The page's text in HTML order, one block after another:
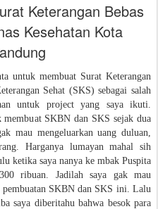
Keterangan Bebas
Kesehatan Kota
untuk membuat Surat Keterangan
Sehat (SKS) sebagai salah
untuk project yang saya ikuti.
membuat SKBN dan SKS sejak dua
mau mengeluarkan uang duluan,
Harganya lumayan mahal sih
ketika saya nanya ke mbak Puspita
ribuan. Jadilah saya gak mau
SKBN dan SKS ini. Lalu
saya diberitahu bahwa besok para